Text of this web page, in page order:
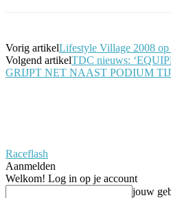
Vorig artikelLifestyle Village 2008 op
Volgend artikelTDC nieuws:
GRIJPT NET NAAST PODIUM
Raceflash
Aanmelden
Welkom! Log in op je account
jouw